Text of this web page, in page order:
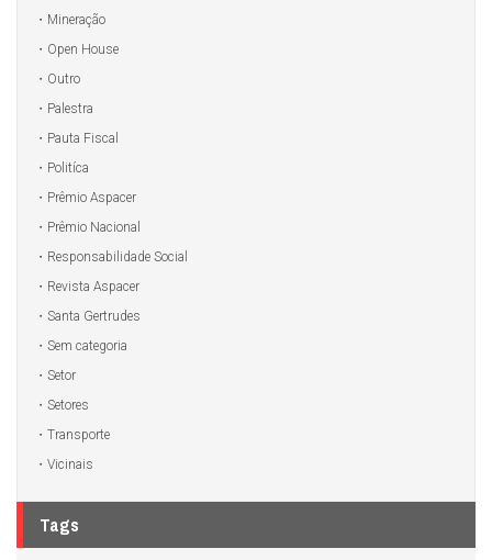
Mineração
Open House
Outro
Palestra
Pauta Fiscal
Politíca
Prêmio Aspacer
Prêmio Nacional
Responsabilidade Social
Revista Aspacer
Santa Gertrudes
Sem categoria
Setor
Setores
Transporte
Vicinais
Tags